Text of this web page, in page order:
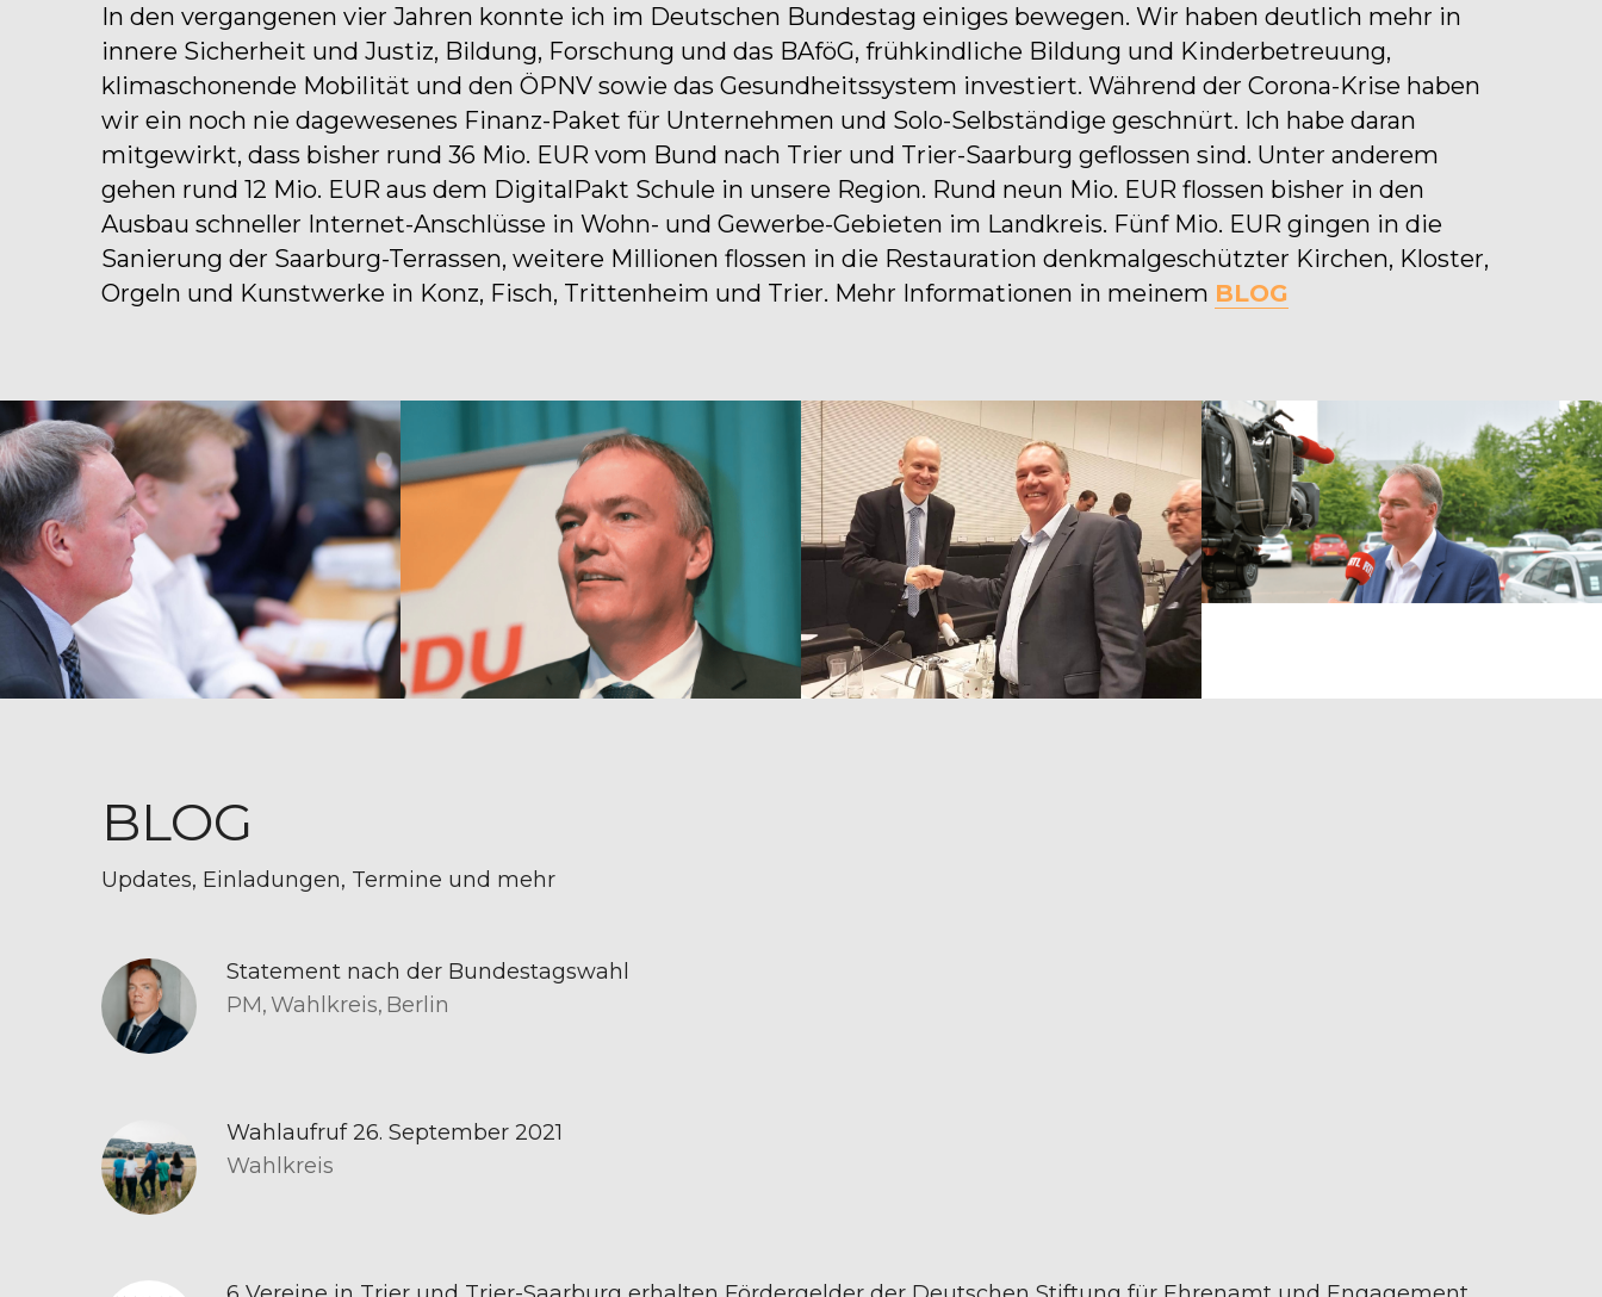
In den vergangenen vier Jahren konnte ich im Deutschen Bundestag einiges bewegen. Wir haben deutlich mehr in
innere Sicherheit und Justiz, Bildung, Forschung und das BAföG, frühkindliche Bildung und Kinderbetreuung,
klimaschonende Mobilität und den ÖPNV sowie das Gesundheitssystem investiert. Während der Corona-Krise haben
wir ein noch nie dagewesenes Finanz-Paket für Unternehmen und Solo-Selbständige geschnürt. Ich habe daran
mitgewirkt, dass bisher rund 36 Mio. EUR vom Bund nach Trier und Trier-Saarburg geflossen sind. Unter anderem
gehen rund 12 Mio. EUR aus dem DigitalPakt Schule in unsere Region. Rund neun Mio. EUR flossen bisher in den
Ausbau schneller Internet-Anschlüsse in Wohn- und Gewerbe-Gebieten im Landkreis. Fünf Mio. EUR gingen in die
Sanierung der Saarburg-Terrassen, weitere Millionen flossen in die Restauration denkmalgeschützter Kirchen, Kloster,
Orgeln und Kunstwerke in Konz, Fisch, Trittenheim und Trier. Mehr Informationen in meinem BLOG
BLOG
Updates, Einladungen, Termine und mehr
Statement nach der Bundestagswahl
PM, Wahlkreis, Berlin
Wahlaufruf 26. September 2021
Wahlkreis